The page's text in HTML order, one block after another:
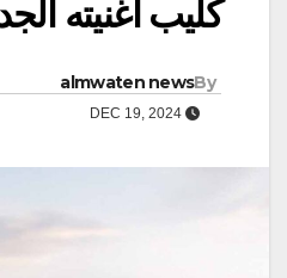
كليب أغنيته
By
almwaten news